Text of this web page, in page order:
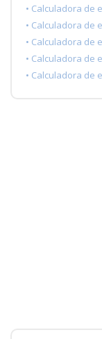
• Calculadora de
• Calculadora de
• Calculadora de
• Calculadora de
• Calculadora de